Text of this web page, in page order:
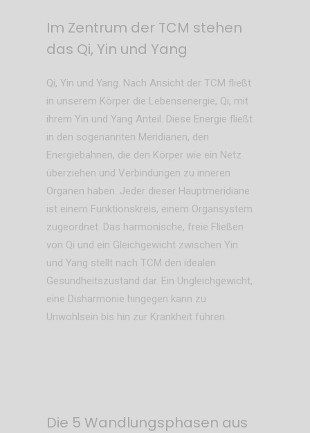
Im Zentrum der TCM stehen
das Qi, Yin und Yang
Qi, Yin und Yang. Nach Ansicht der TCM fließt
in unserem Körper die Lebensenergie, Qi, mit
ihrem Yin und Yang Anteil. Diese Energie fließt
in den sogenannten Meridianen, den
Energiebahnen, die den Körper wie ein Netz
überziehen und Verbindungen zu inneren
Organen haben. Jeder dieser Hauptmeridiane
ist einem Funktionskreis, einem Organsystem
zugeordnet. Das harmonische, freie Fließen
von Qi und ein Gleichgewicht zwischen Yin
und Yang stellt nach TCM den idealen
Gesundheitszustand dar. Ein Ungleichgewicht,
eine Disharmonie hingegen kann zu
Unwohlsein bis hin zur Krankheit führen.
Die 5 Wandlungsphasen aus